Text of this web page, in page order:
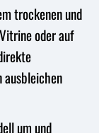
trockenen und
oder auf
ausbleichen
um und